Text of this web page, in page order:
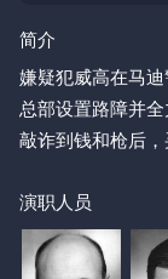
简介
嫌疑犯威高在马
总部设置路障并
敲诈到钱和枪后
他们遭遇劫匪，
靠酒吧店主桑提
拘留。此时，威
演职人员